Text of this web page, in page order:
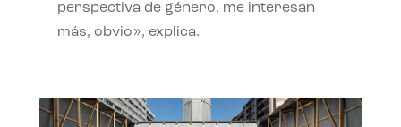
perspectiva de género, me interesan
más, obvio», explica.